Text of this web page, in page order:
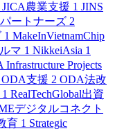
JICA農業支援 1 JINS
ートナーズ 2
1 MakeInVietnamChip
マ 1 NikkeiAsia 1
Infrastructure Projects
ODA支援 2 ODA法改
1 RealTechGlobal出資
デジタルコネクト
育 1 Strategic